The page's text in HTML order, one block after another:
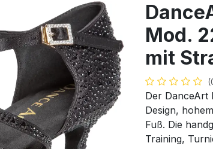
Mod.
mit
Der DanceArt
Design,
Fuß. Die
Training,